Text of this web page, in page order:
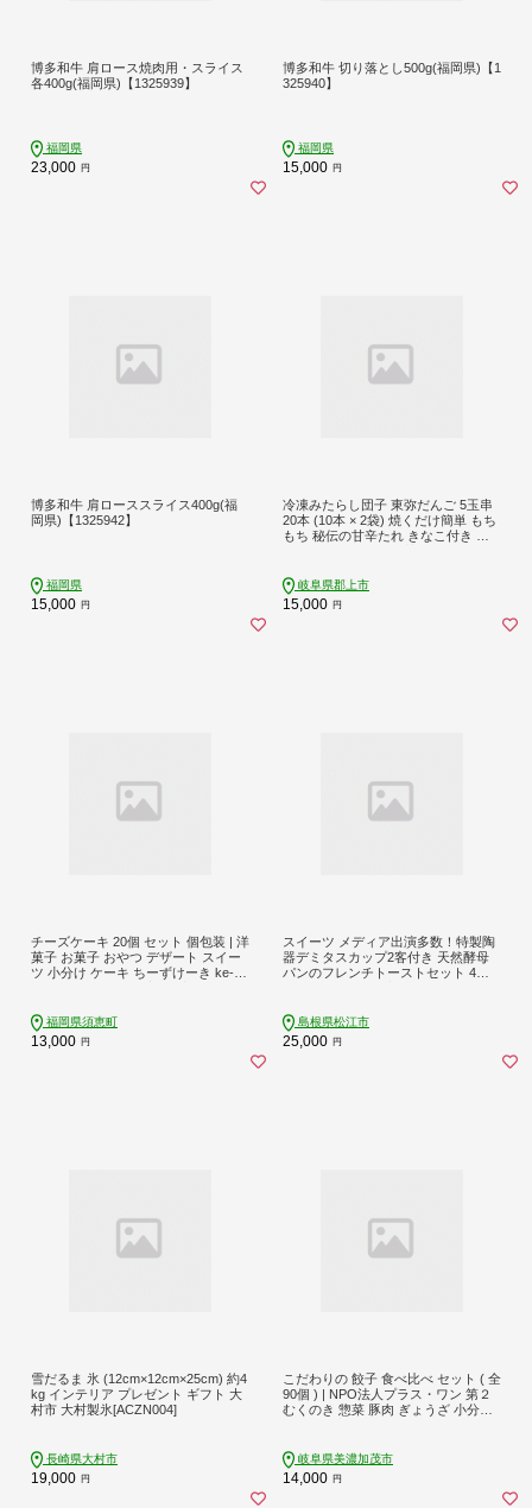
博多和牛 肩ロース焼肉用・スライス
各400g(福岡県)【1325939】
福岡県
23,000 円
博多和牛 切り落とし500g(福岡県)【1
325940】
福岡県
15,000 円
博多和牛 肩ローススライス400g(福
岡県)【1325942】
福岡県
15,000 円
冷凍みたらし団子 東弥だんご 5玉串
20本 (10本 × 2袋) 焼くだけ簡単 もち
もち 秘伝の甘辛たれ きなこ付き コ
バーベキュー ぶなの木福祉会
岐阜県郡上市
15,000 円
チーズケーキ 20個 セット 個包装 | 洋
菓子 お菓子 おやつ デザート スイー
ツ 小分け ケーキ ちーずけーき ke-ki
ける 菓子 甘い あまい ご褒美 福岡県
福岡県須恵町
13,000 円
スイーツ メディア出演多数！特製陶
器デミタスカップ2客付き 天然酵母
パンのフレンチトーストセット 4種
ンチトースト 朝食 軽食 ご褒美 カフ
ェタイム おやつ 冷凍 酵母 島根 松江
人気 お取り寄せ ギフト 贈答 天然酵
島根県松江市
25,000 円
雪だるま 氷 (12cm×12cm×25cm) 約4
kg インテリア プレゼント ギフト 大
村市 大村製氷[ACZN004]
長崎県大村市
19,000 円
こだわりの 餃子 食べ比べ セット ( 全
90個 ) | NPO法人プラス・ワン 第２
むくのき 惣菜 豚肉 ぎょうざ 小分け
岐阜県美濃加茂市
14,000 円